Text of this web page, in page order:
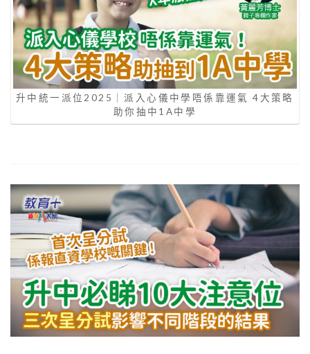
升中統一派位2025｜派入心儀中學唔係靠運氣 4大策略
助你抽中1A中學